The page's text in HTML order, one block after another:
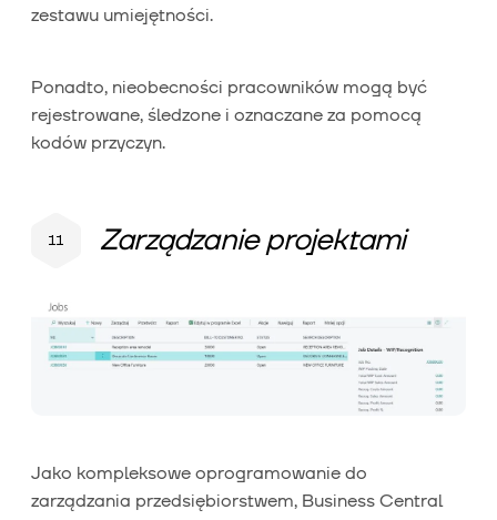
zestawu umiejętności.
Ponadto, nieobecności pracowników mogą być
rejestrowane, śledzone i oznaczane za pomocą
kodów przyczyn.
Zarządzanie projektami
Jako kompleksowe oprogramowanie do
zarządzania przedsiębiorstwem, Business Central